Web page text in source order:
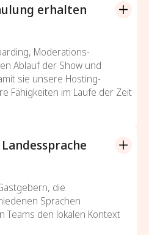
erhalten
Moderations-
Ablauf der Show und
sie unsere Hosting-
Fähigkeiten im Laufe der Zeit
die
Sprachen
Teams den lokalen Kontext